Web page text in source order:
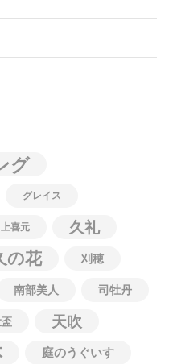
グ
グレイス
上喜元
久礼
の花 刈穂
南部美人 司牡丹
盃 天吹
庭のうぐいす